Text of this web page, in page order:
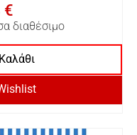
€
διαθέσιμο